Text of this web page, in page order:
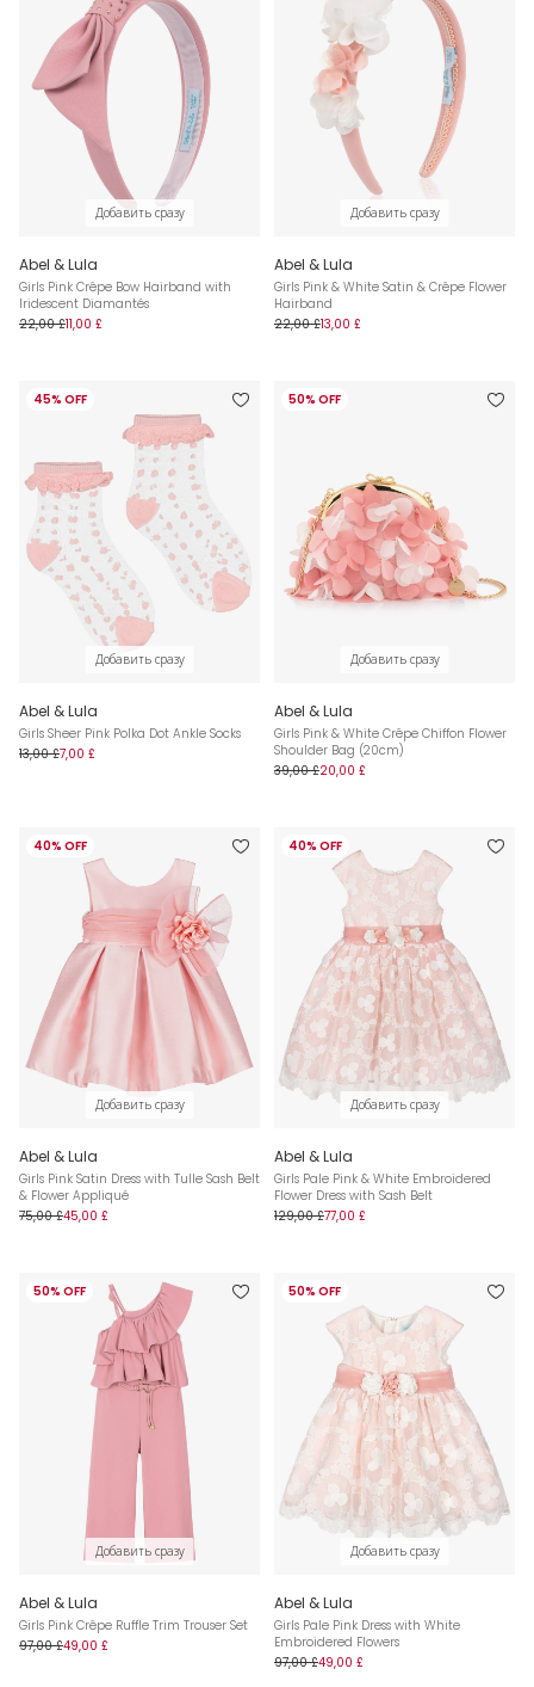
Добавить сразу
Abel & Lula
Girls Pink Crêpe Bow Hairband with
Iridescent Diamantés
22,00 £11,00 £
Добавить сразу
Abel & Lula
Girls Pink & White Satin & Crêpe Flower
Hairband
22,00 £13,00 £
45% OFF
Добавить сразу
Abel & Lula
Girls Sheer Pink Polka Dot Ankle Socks
13,00 £7,00 £
50% OFF
Добавить сразу
Abel & Lula
Girls Pink & White Crêpe Chiffon Flower
Shoulder Bag (20cm)
39,00 £20,00 £
40% OFF
Добавить сразу
Abel & Lula
Girls Pink Satin Dress with Tulle Sash Belt
& Flower Appliqué
75,00 £45,00 £
40% OFF
Добавить сразу
Abel & Lula
Girls Pale Pink & White Embroidered
Flower Dress with Sash Belt
129,00 £77,00 £
50% OFF
Добавить сразу
Abel & Lula
Girls Pink Crêpe Ruffle Trim Trouser Set
97,00 £49,00 £
50% OFF
Добавить сразу
Abel & Lula
Girls Pale Pink Dress with White
Embroidered Flowers
97,00 £49,00 £